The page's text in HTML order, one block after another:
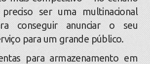
ser uma multinacional
conseguir anunciar o seu
para um grande público.
para armazenamento em